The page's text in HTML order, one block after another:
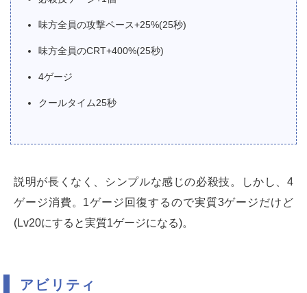
味方全員の攻撃ペース+25%(25秒)
味方全員のCRT+400%(25秒)
4ゲージ
クールタイム25秒
説明が長くなく、シンプルな感じの必殺技。しかし、4
ゲージ消費。1ゲージ回復するので実質3ゲージだけど
(Lv20にすると実質1ゲージになる)。
アビリティ